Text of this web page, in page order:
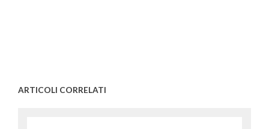
ARTICOLI CORRELATI